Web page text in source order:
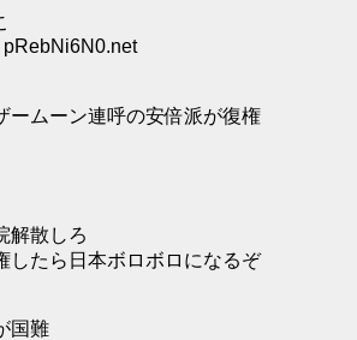
ームーン連呼の安倍派が復権
解散しろ
したら日本ボロボロになるぞ
国難